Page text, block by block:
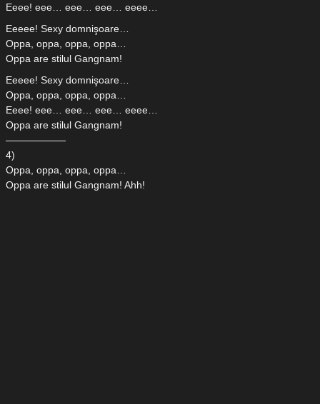
Eeee! eee… eee… eee… eeee…
Eeeee! Sexy domnişoare…
Oppa, oppa, oppa, oppa…
Oppa are stilul Gangnam!
Eeeee! Sexy domnişoare…
Oppa, oppa, oppa, oppa…
Eeee! eee… eee… eee… eeee…
Oppa are stilul Gangnam!
——————
4)
Oppa, oppa, oppa, oppa…
Oppa are stilul Gangnam! Ahh!